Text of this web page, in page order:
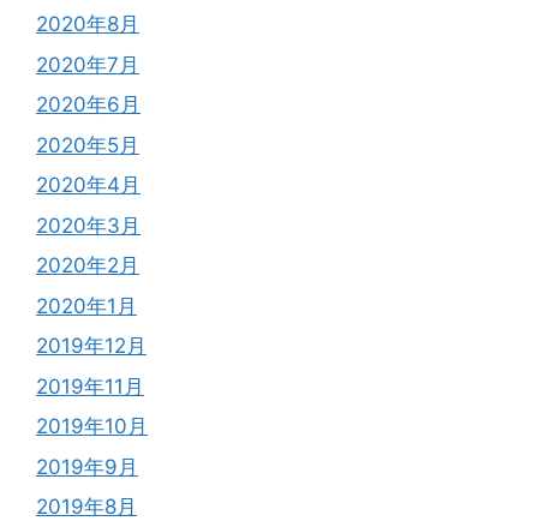
2020年8月
2020年7月
2020年6月
2020年5月
2020年4月
2020年3月
2020年2月
2020年1月
2019年12月
2019年11月
2019年10月
2019年9月
2019年8月